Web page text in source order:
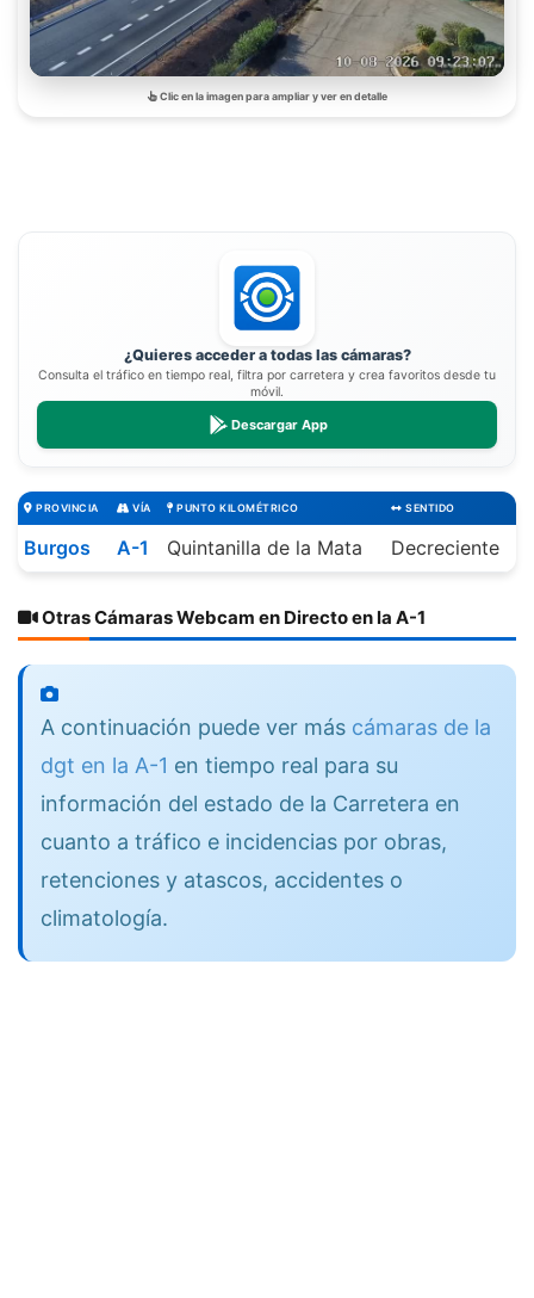
Clic en la imagen para ampliar y ver en detalle
¿Quieres acceder a todas las cámaras?
Consulta el tráfico en tiempo real, filtra por carretera y crea favoritos desde tu
móvil.
Descargar App
PROVINCIA VÍA PUNTO KILOMÉTRICO SENTIDO
Burgos A-1 Quintanilla de la Mata Decreciente
Otras Cámaras Webcam en Directo en la A-1
A continuación puede ver más cámaras de la
dgt en la A-1 en tiempo real para su
información del estado de la Carretera en
cuanto a tráfico e incidencias por obras,
retenciones y atascos, accidentes o
climatología.